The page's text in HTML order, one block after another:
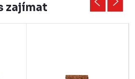
zajímat